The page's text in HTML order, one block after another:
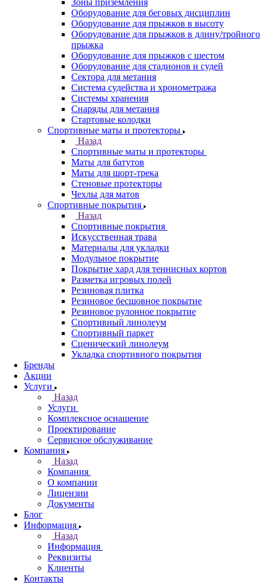
Зоны приземления
Оборудование для беговых дисциплин
Оборудование для прыжков в высоту
Оборудование для прыжков в длину/тройного
прыжка
Оборудование для прыжков с шестом
Оборудование для стадионов и судей
Сектора для метания
Система судейства и хронометража
Системы хранения
Снаряды для метания
Стартовые колодки
Спортивные маты и протекторы
Назад
Спортивные маты и протекторы
Маты для батутов
Маты для шорт-трека
Стеновые протекторы
Чехлы для матов
Спортивные покрытия
Назад
Спортивные покрытия
Искусственная трава
Материалы для укладки
Модульное покрытие
Покрытие хард для теннисных кортов
Разметка игровых полей
Резиновая плитка
Резиновое бесшовное покрытие
Резиновое рулонное покрытие
Спортивный линолеум
Спортивный паркет
Сценический линолеум
Укладка спортивного покрытия
Бренды
Акции
Услуги
Назад
Услуги
Комплексное оснащение
Проектирование
Сервисное обслуживание
Компания
Назад
Компания
О компании
Лицензии
Документы
Блог
Информация
Назад
Информация
Реквизиты
Клиенты
Контакты